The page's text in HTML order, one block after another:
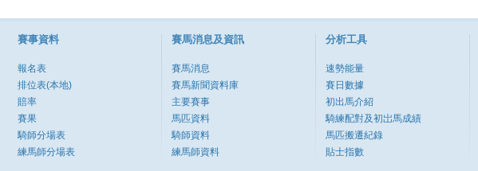
賽事資料
報名表
排位表(本地)
賠率
賽果
騎師分場表
練馬師分場表
賽馬消息及資訊
賽馬消息
賽馬新聞資料庫
主要賽事
馬匹資料
騎師資料
練馬師資料
分析工具
速勢能量
賽日數據
初出馬介紹
騎練配對及初岀馬成績
馬匹搬遷紀錄
貼士指數